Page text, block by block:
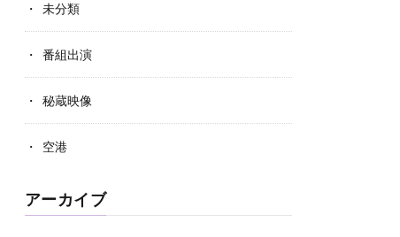
未分類
番組出演
秘蔵映像
空港
アーカイブ